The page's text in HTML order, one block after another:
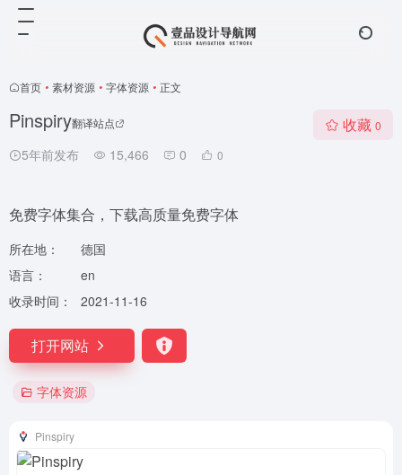
首页 • 素材资源 • 字体资源 • 正文
Pinspiry翻译站点
5年前发布 15,466 0 0
收藏 0
免费字体集合，下载高质量免费字体
所在地：
德国
语言：
en
收录时间：
2021-11-16
打开网站
字体资源
Pinspiry